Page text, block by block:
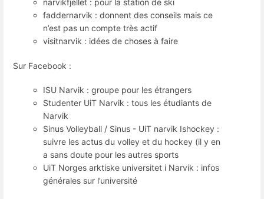
narvikfjellet : pour la station de ski
faddernarvik : donnent des conseils mais ce
n’est pas un compte très actif
visitnarvik : idées de choses à faire
Sur Facebook :
ISU Narvik : groupe pour les étrangers
Studenter UiT Narvik : tous les étudiants de
Narvik
Sinus Volleyball / Sinus - UiT narvik Ishockey :
suivre les actus du volley et du hockey (il y en
a sans doute pour les autres sports
UiT Norges arktiske universitet i Narvik : infos
générales sur l’université